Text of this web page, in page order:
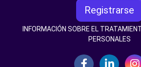
Registrarse
INFORMACIÓN SOBRE EL
PERSONALES